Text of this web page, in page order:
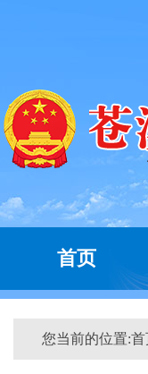
首页
您当前的位置:首